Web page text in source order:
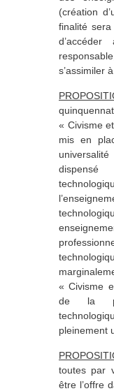
(création
finalité
s’assimiler
« Civisme
mis en
« Civisme
de la
pleinement
toutes par
être l’offre